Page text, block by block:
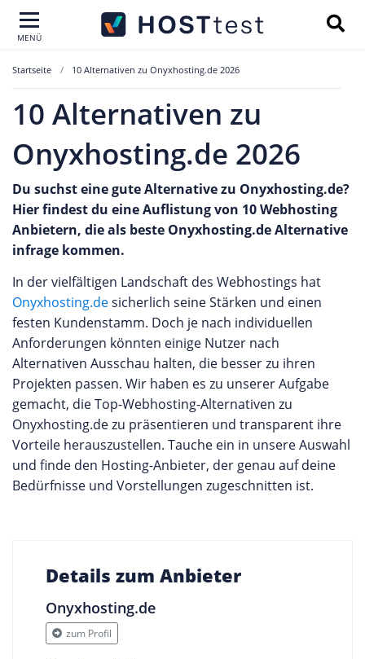
MENÜ
Startseite 10 Alternativen zu Onyxhosting.de 2026
10 Alternativen zu
Onyxhosting.de 2026
Du suchst eine gute Alternative zu Onyxhosting.de?
Hier findest du eine Auflistung von 10 Webhosting
Anbietern, die als beste Onyxhosting.de Alternative
infrage kommen.
In der vielfältigen Landschaft des Webhostings hat
Onyxhosting.desicherlich seine Stärken und einen
festen Kundenstamm. Doch je nach individuellen
Anforderungen könnten einige Nutzer nach
Alternativen Ausschau halten, die besser zu ihren
Projekten passen. Wir haben es zu unserer Aufgabe
gemacht, die Top-Webhosting-Alternativen zu
Onyxhosting.de zu präsentieren und transparent ihre
Vorteile herauszustellen. Tauche ein in unsere Auswahl
und finde den Hosting-Anbieter, der genau auf deine
Bedürfnisse und Vorstellungen zugeschnitten ist.
Details zum Anbieter
Onyxhosting.de
zum Profil